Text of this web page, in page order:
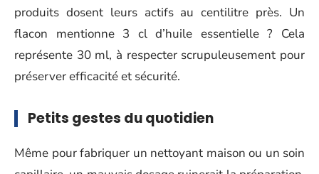
produits dosent leurs actifs au centilitre près. Un
flacon mentionne 3 cl d’huile essentielle ? Cela
représente 30 ml, à respecter scrupuleusement pour
préserver efficacité et sécurité.
Petits gestes du quotidien
Même pour fabriquer un nettoyant maison ou un soin